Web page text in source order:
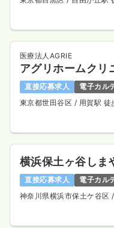
医療法人AGRIE
アグリホームクリ
直接応募求人
電子カル
東京都世田谷区 / 用賀駅 徒
横浜保土ヶ谷しま
直接応募求人
電子カル
神奈川県横浜市保土ケ谷区